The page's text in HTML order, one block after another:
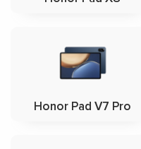
Honor Pad V7 Pro